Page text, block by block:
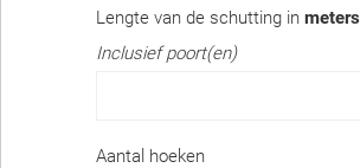
Lengte van de schutting in meters
Inclusief poort(en)
Aantal hoeken